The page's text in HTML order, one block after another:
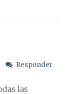
Responder
las